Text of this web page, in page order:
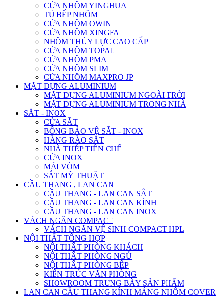
CỬA NHÔM YINGHUA
TỦ BẾP NHÔM
CỬA NHÔM OWIN
CỬA NHÔM XINGFA
NHÔM THỦY LỰC CAO CẤP
CỬA NHÔM TOPAL
CỬA NHÔM PMA
CỬA NHÔM SLIM
CỬA NHÔM MAXPRO JP
MẶT DỰNG ALUMINIUM
MẶT DỰNG ALUMINIUM NGOÀI TRỜI
MẶT DỰNG ALUMINIUM TRONG NHÀ
SẮT - INOX
CỬA SẮT
BÔNG BẢO VỆ SẮT - INOX
HÀNG RÀO SẮT
NHÀ THÉP TIỀN CHẾ
CỬA INOX
MÁI VÒM
SẮT MỸ THUẬT
CẦU THANG , LAN CAN
CẦU THANG - LAN CAN SẮT
CẦU THANG - LAN CAN KÍNH
CẦU THANG - LAN CAN INOX
VÁCH NGĂN COMPACT
VÁCH NGĂN VỆ SINH COMPACT HPL
NỘI THẤT TỔNG HỢP
NỘI THẤT PHÒNG KHÁCH
NỘI THẤT PHÒNG NGỦ
NỘI THẤT PHÒNG BẾP
KIẾN TRÚC VĂN PHÒNG
SHOWROOM TRƯNG BÀY SẢN PHẨM
LAN CAN CẦU THANG KÍNH MÁNG NHÔM COVER